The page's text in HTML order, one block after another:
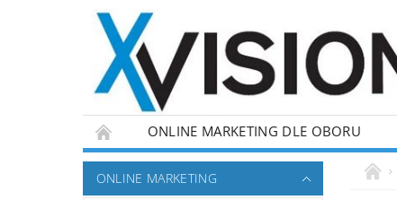
ONLINE MARKETING DLE OBORU
ONLINE MARKETING